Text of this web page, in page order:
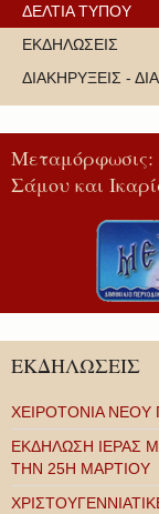
ΔΕΛΤΙΑ ΤΥΠΟΥ
ΕΚΔΗΛΩΣΕΙΣ
ΔΙΑΚΗΡΥΞΕΙΣ -
Μεταμόρφωσις:
Σάμου και
ΕΚΔΗΛΩΣΕΙΣ
ΧΕΙΡΟΤΟΝΙΑ
ΕΚΔΗΛΩΣΗ ΙΕΡΑΣ
ΤΗΝ 25Η ΜΑΡΤΙΟΥ